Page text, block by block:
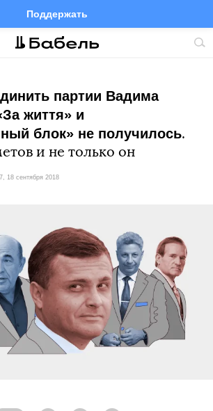
Поддержать
FacebookTelegramTwitter
партии Вадима
життя» и
блок» не получилось.
и не только он
18 сентября 2018